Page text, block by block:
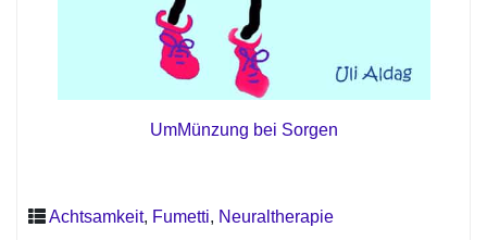
UmMünzung bei Sorgen
Achtsamkeit, Fumetti, Neuraltherapie